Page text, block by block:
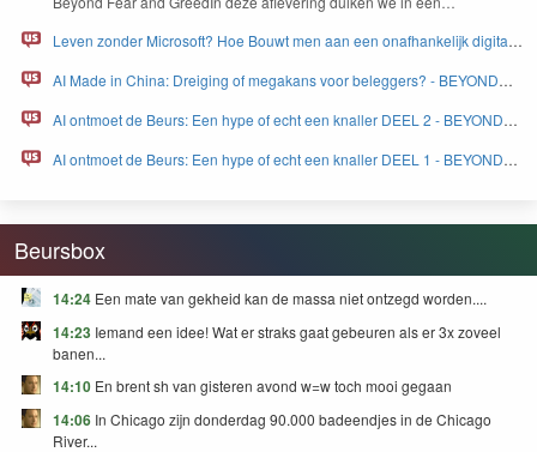
Leven zonder Microsoft? Hoe Bouwt men aan een onafhankelijk digitaal
AI Made in China: Dreiging of megakans voor beleggers? - BEYOND
AI ontmoet de Beurs: Een hype of echt een knaller DEEL 2 - BEYOND
AI ontmoet de Beurs: Een hype of echt een knaller DEEL 1 - BEYOND
Beursbox
14:24 Een mate van gekheid kan de massa niet ontzegd worden....
14:23 Iemand een idee! Wat er straks gaat gebeuren als er 3x zoveel
banen...
14:10 En brent sh van gisteren avond w=w toch mooi gegaan
14:06 In Chicago zijn donderdag 90.000 badeendjes in de Chicago
River...